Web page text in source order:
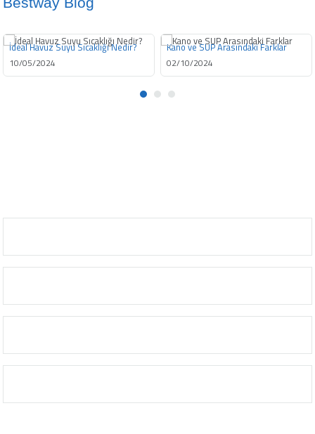
İdeal Havuz Suyu Sıcaklığı Nedir?
10/05/2024
Kano ve SUP Arasındaki Farklar
02/10/2024